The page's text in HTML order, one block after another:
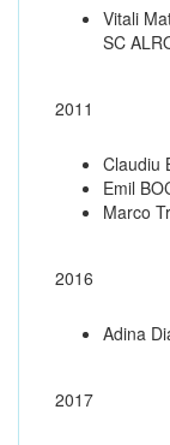
Vitali
SC
2011
Claudiu
Emil
Marco
2016
Adina
2017